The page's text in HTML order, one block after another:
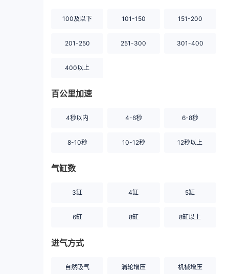
100及以下 101-150 151-200
201-250 251-300 301-400
400以上
百公里加速
4秒以内 4-6秒 6-8秒
8-10秒 10-12秒 12秒以上
气缸数
3缸 4缸 5缸
6缸 8缸 8缸以上
进气方式
自然吸气 涡轮增压 机械增压